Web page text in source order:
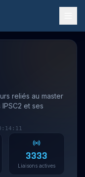
en direct des
reliés au master
et ses
3333
Liaisons actives